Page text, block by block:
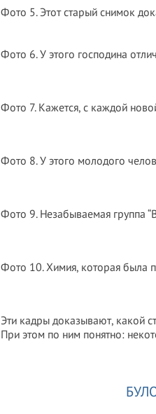
Фото 5. Этот старый снимок
Фото 6. У этого господина
Фото 7. Кажется, с каждой
Фото 8. У этого молодого
Фото 9. Незабываемая группа
Фото 10. Химия, которая была
Эти кадры доказывают, какой
При этом по ним понятно: